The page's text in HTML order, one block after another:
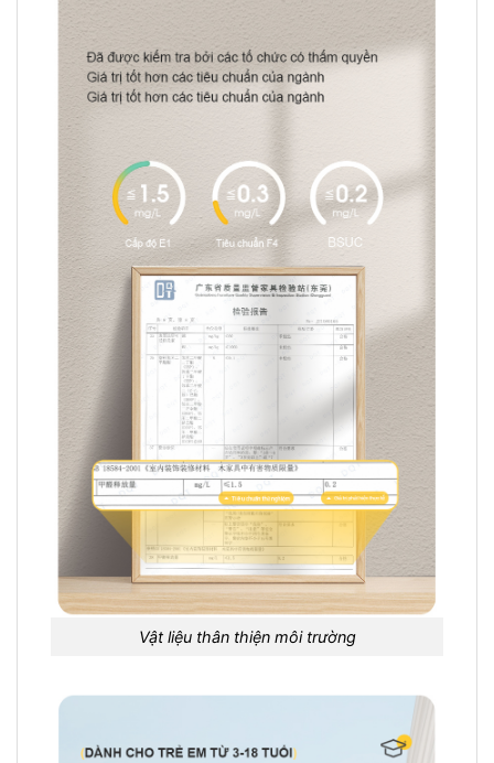
Vật liệu thân thiện môi trường